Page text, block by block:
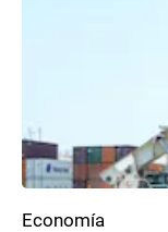
Economía